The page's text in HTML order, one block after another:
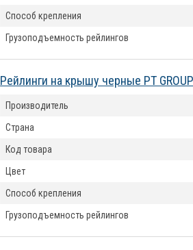
Способ крепления
Грузоподъемность рейлингов
Рейлинги на крышу черные PT
Производитель
Страна
Код товара
Цвет
Способ крепления
Грузоподъемность рейлингов